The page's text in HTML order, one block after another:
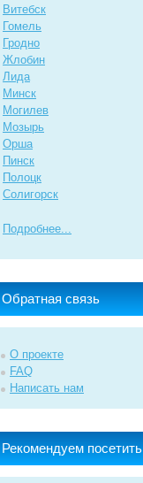
Витебск
Гомель
Гродно
Жлобин
Лида
Минск
Могилев
Мозырь
Орша
Пинск
Полоцк
Солигорск
Подробнее
Обратная связь
О проекте
FAQ
Написать нам
Рекомендуем посетить